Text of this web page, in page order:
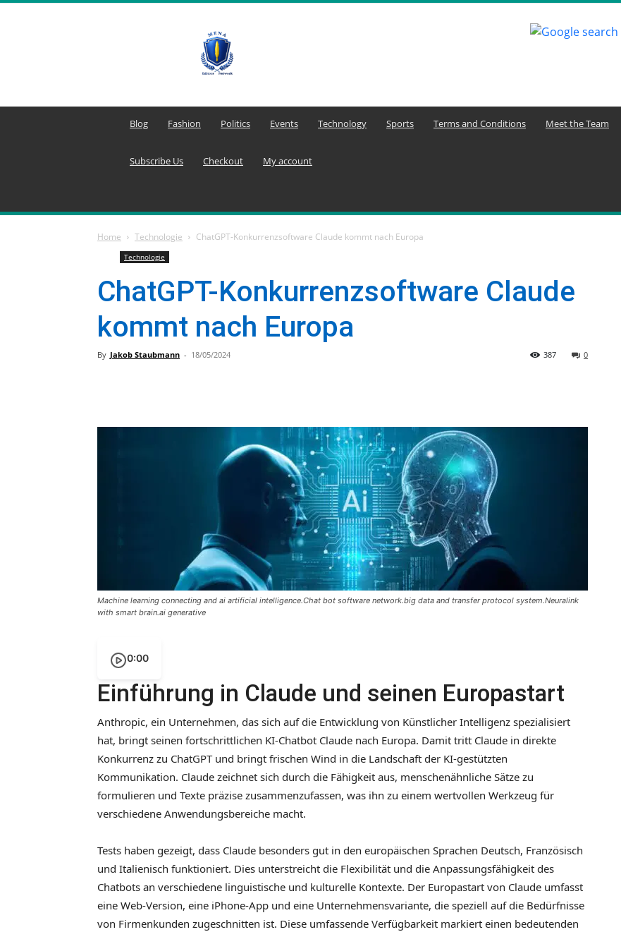
MENA
Editors
Network
Blog Fashion Politics Events Technology Sports Terms and Conditions Meet the Team
Subscribe Us Checkout My account
Home Technologie ChatGPT-Konkurrenzsoftware Claude kommt nach Europa
Technologie
ChatGPT-Konkurrenzsoftware Claude
kommt nach Europa
By Jakob Staubmann - 18/05/2024 0
387
Machine learning connecting and ai artificial intelligence.Chat bot software network.big data and transfer protocol system.Neuralink
with smart brain.ai generative
0:00
Einführung in Claude und seinen Europastart
Anthropic, ein Unternehmen, das sich auf die Entwicklung von Künstlicher Intelligenz spezialisiert
hat, bringt seinen fortschrittlichen KI-Chatbot Claude nach Europa. Damit tritt Claude in direkte
Konkurrenz zu ChatGPT und bringt frischen Wind in die Landschaft der KI-gestützten
Kommunikation. Claude zeichnet sich durch die Fähigkeit aus, menschenähnliche Sätze zu
formulieren und Texte präzise zusammenzufassen, was ihn zu einem wertvollen Werkzeug für
verschiedene Anwendungsbereiche macht.
Tests haben gezeigt, dass Claude besonders gut in den europäischen Sprachen Deutsch, Französisch
und Italienisch funktioniert. Dies unterstreicht die Flexibilität und die Anpassungsfähigkeit des
Chatbots an verschiedene linguistische und kulturelle Kontexte. Der Europastart von Claude umfasst
eine Web-Version, eine iPhone-App und eine Unternehmensvariante, die speziell auf die Bedürfnisse
von Firmenkunden zugeschnitten ist. Diese umfassende Verfügbarkeit markiert einen bedeutenden